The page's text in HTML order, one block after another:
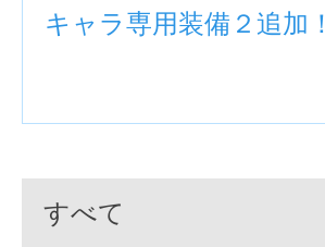
キャラ専用装備２追加！
すべて